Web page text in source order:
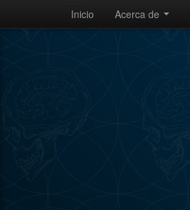
Inicio Acerca de